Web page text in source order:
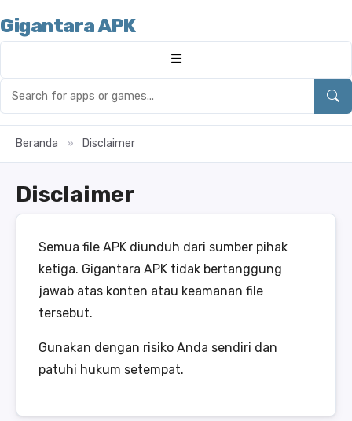
Gigantara APK
Beranda » Disclaimer
Disclaimer
Semua file APK diunduh dari sumber pihak
ketiga. Gigantara APK tidak bertanggung
jawab atas konten atau keamanan file
tersebut.
Gunakan dengan risiko Anda sendiri dan
patuhi hukum setempat.